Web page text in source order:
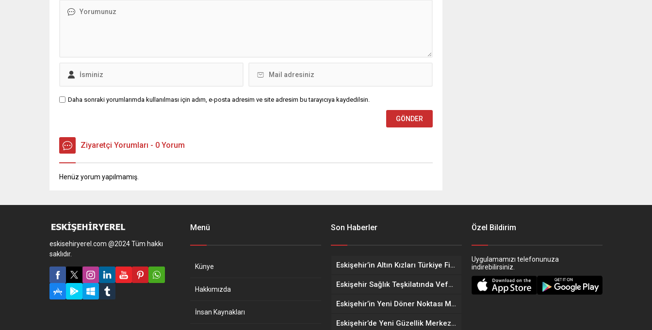
Daha sonraki yorumlarımda kullanılması için adım, e-posta adresim ve site adresim bu tarayıcıya kaydedilsin.
Ziyaretçi Yorumları - 0 Yorum
Henüz yorum yapılmamış.
eskisehiryerel.com @2024 Tüm hakkı
saklıdır.
Menü
Künye
Hakkımızda
İnsan Kaynakları
Son Haberler
Eskişehir’in Altın Kızları Türkiye Finalleri Yolunda!
Eskişehir Sağlık Teşkilatında Vefa Buluşması
Eskişehir’in Yeni Döner Noktası MOGAF Döner Hizmete Açıldı
Eskişehir’de Yeni Güzellik Merkezi Açıldı: Kıymet Önder Güzellik Merkezi Cilt bakım
Özel Bildirim
Uygulamamızı telefonunuza
indirebilirsiniz.